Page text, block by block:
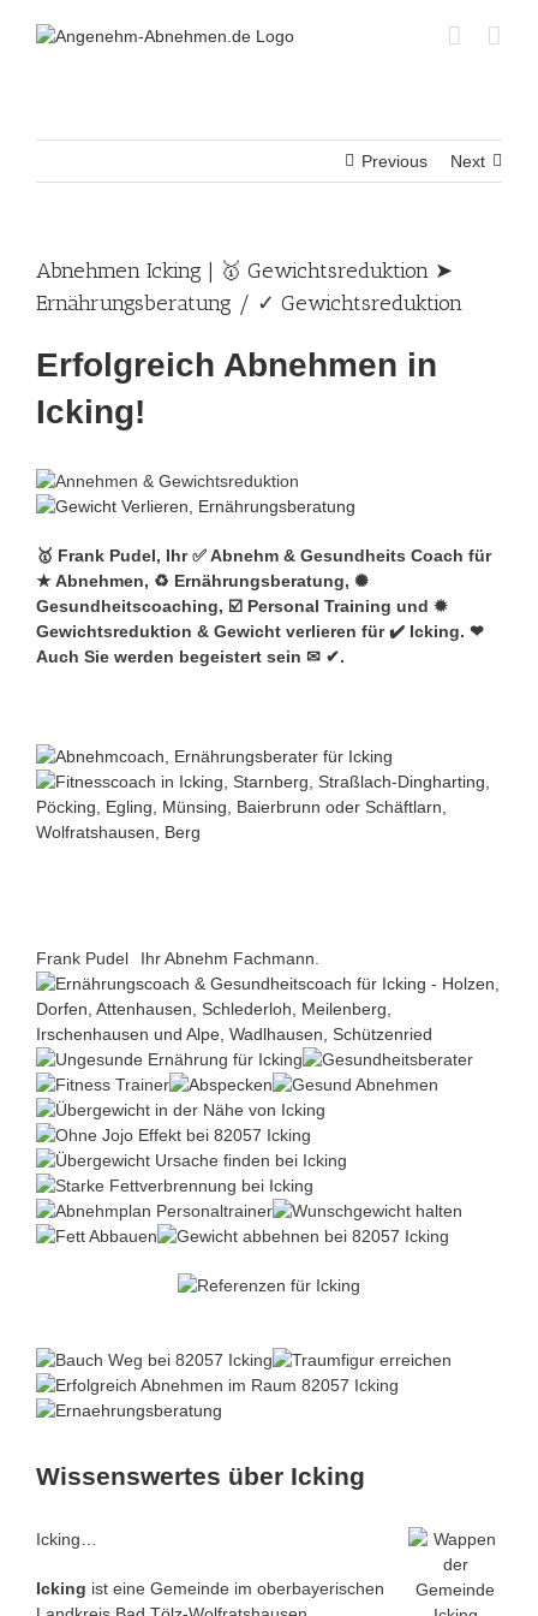
Previous Next
Abnehmen Icking | 🥇 Gewichtsreduktion ➤
Ernährungsberatung / ✓ Gewichtsreduktion
Erfolgreich Abnehmen in
Icking!
🥇 Frank Pudel, Ihr ✅ Abnehm & Gesundheits Coach für
★ Abnehmen, ♻ Ernährungsberatung, ✺
Gesundheitscoaching, ☑️ Personal Training und ✹
Gewichtsreduktion & Gewicht verlieren für ✔️ Icking. ❤
Auch Sie werden begeistert sein ✉ ✔.
Frank Pudel Ihr Abnehm Fachmann.
Wissenswertes über Icking
Icking…
Icking ist eine Gemeinde im oberbayerischen